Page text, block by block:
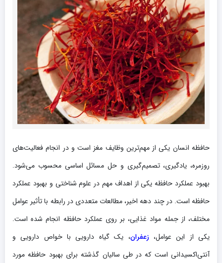
حافظه انسان یکی از مهم‌ترین وظایف مغز است و در انجام فعالیت‌های
روزمره، یادگیری، تصمیم‌گیری و حل مسائل اساسی محسوب می‌شود.
بهبود عملکرد حافظه یکی از اهداف مهم در علوم شناختی و بهبود عملکرد
حافظه است. در چند دهه اخیر، مطالعات متعددی در رابطه با تأثیر عوامل
مختلف، از جمله مواد غذایی، بر روی عملکرد حافظه انجام شده است.
یکی از این عوامل،زعفران، یک گیاه دارویی با خواص دارویی و
آنتی‌اکسیدانی است که در طی سالیان گذشته برای بهبود حافظه مورد